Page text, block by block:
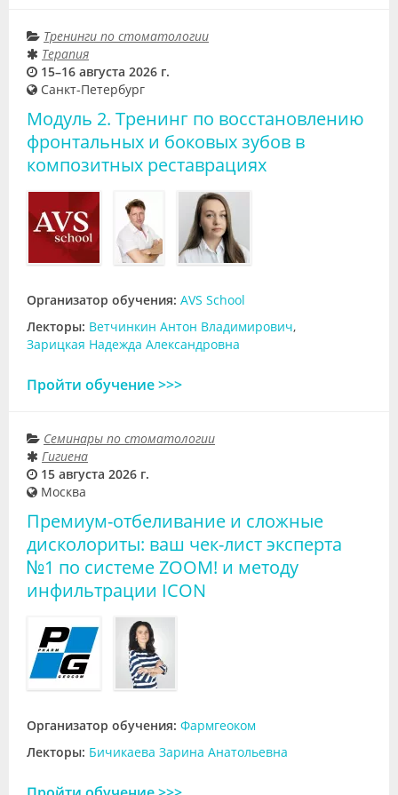
Тренинги по стоматологии
Терапия
15–16 августа 2026 г.
Санкт-Петербург
Модуль 2. Тренинг по восстановлению
фронтальных и боковых зубов в
композитных реставрациях
Организатор обучения: AVS School
Лекторы: Ветчинкин Антон Владимирович,
Зарицкая Надежда Александровна
Пройти обучение >>>
Семинары по стоматологии
Гигиена
15 августа 2026 г.
Москва
Премиум-отбеливание и сложные
дисколориты: ваш чек-лист эксперта
№1 по системе ZOOM! и методу
инфильтрации ICON
Организатор обучения: Фармгеоком
Лекторы: Бичикаева Зарина Анатольевна